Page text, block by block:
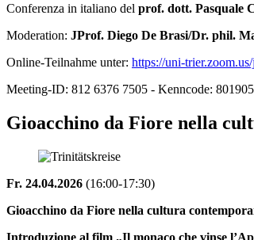
Conferenza in italiano del prof. dott. Pasquale
Moderation: JProf. Diego De Brasi/Dr. phil.
Online-Teilnahme unter: https://uni-
Meeting-ID: 812 6376 7505 - Kenncode:
Gioacchino da Fiore nella
Fr. 24.04.2026 (16:00-17:30)
Gioacchino da Fiore nella cultura
Introduzione al film „Il monaco che vinse